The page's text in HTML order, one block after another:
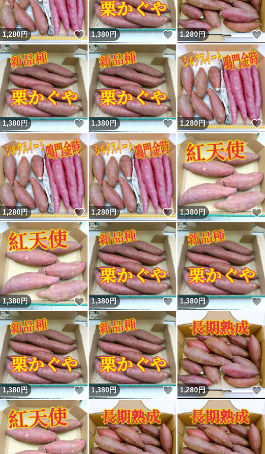
1,280円 いいね！
1,380円 いいね！
1,280円
1,380円 いいね！
1,380円 いいね！
1,280円
1,280円 いいね！
1,280円 いいね！
1,380円
1,380円 いいね！
1,380円 いいね！
1,380円
1,380円 いいね！
1,380円 いいね！
1,280円